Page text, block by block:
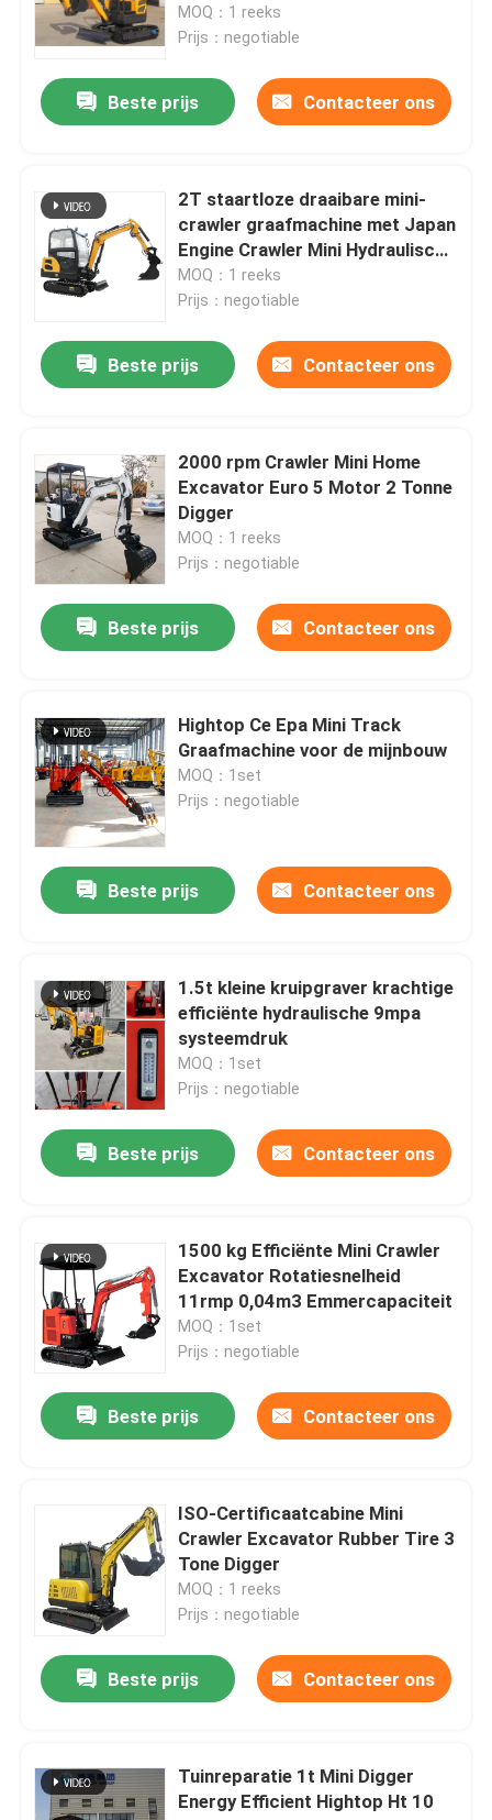
Producten
Over ons
Fabrieksreis
Contacteer ons
nieuws
Vraag een offerte aan
Hightop Mini Excavator
kleine hydraulische graafmachine
Mini Skid Steer Loader
Kleine Wiellader
Elektrische Automatische Grasmaaimachine
De Tractor van het landbouwlandbouwbedrijf
MOQ：1 reeks
Prijs：negotiable
Beste prijs Contacteer ons
2T staartloze draaibare mini-
crawler graafmachine met Japan
Engine Crawler Mini Hydraulische
graafmachine Boom SEngine
Gemakkelijk te bedienen
MOQ：1 reeks
Prijs：negotiable
Beste prijs Contacteer ons
2000 rpm Crawler Mini Home
Excavator Euro 5 Motor 2 Tonne
Digger
MOQ：1 reeks
Prijs：negotiable
Beste prijs Contacteer ons
Hightop Ce Epa Mini Track
Graafmachine voor de mijnbouw
MOQ：1set
Prijs：negotiable
Beste prijs Contacteer ons
1.5t kleine kruipgraver krachtige
efficiënte hydraulische 9mpa
systeemdruk
MOQ：1set
Prijs：negotiable
Beste prijs Contacteer ons
1500 kg Efficiënte Mini Crawler
Excavator Rotatiesnelheid
11rmp 0,04m3 Emmercapaciteit
MOQ：1set
Prijs：negotiable
Beste prijs Contacteer ons
ISO-Certificaatcabine Mini
Crawler Excavator Rubber Tire 3
Tone Digger
MOQ：1 reeks
Prijs：negotiable
Beste prijs Contacteer ons
Tuinreparatie 1t Mini Digger
Energy Efficient Hightop Ht 10